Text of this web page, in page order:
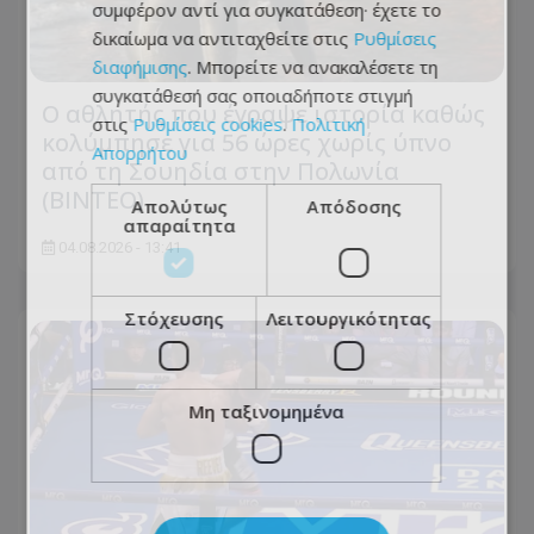
Ο αθλητής που έγραψε ιστορία καθώς
κολύμπησε για 56 ώρες χωρίς ύπνο
από τη Σουηδία στην Πολωνία
(ΒΙΝΤΕΟ)
04.08.2026 - 13:41
συμφέρον αντί για συγκατάθεση· έχετε το
δικαίωμα να αντιταχθείτε στις Ρυθμίσεις
διαφήμισης. Μπορείτε να ανακαλέσετε τη
συγκατάθεσή σας οποιαδήποτε στιγμή
στις Ρυθμίσεις cookies. Πολιτική
Απορρήτου
Απολύτως
απαραίτητα
Απόδοσης
Στόχευσης Λειτουργικότητας
Μη ταξινομημένα